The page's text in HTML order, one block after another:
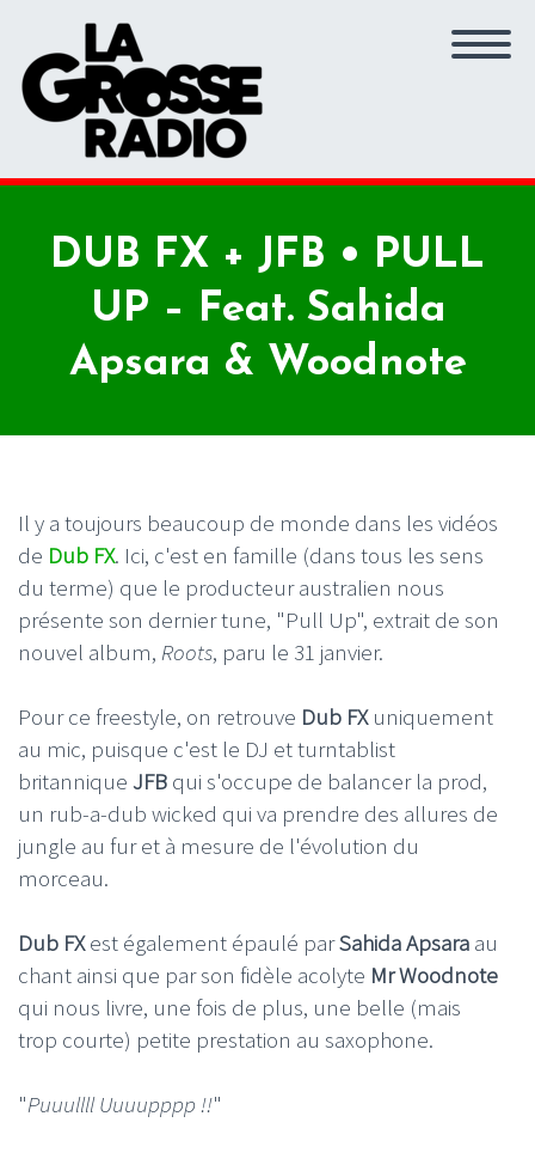
DUB FX + JFB • PULL
UP – Feat. Sahida
Apsara & Woodnote
Il y a toujours beaucoup de monde dans les vidéos
de Dub FX. Ici, c'est en famille (dans tous les sens
du terme) que le producteur australien nous
présente son dernier tune, "Pull Up", extrait de son
nouvel album, Roots, paru le 31 janvier.
Pour ce freestyle, on retrouve Dub FXuniquement
au mic, puisque c'est le DJ et turntablist
britannique JFB qui s'occupe de balancer la prod,
un rub-a-dub wicked qui va prendre des allures de
jungle au fur et à mesure de l'évolution du
morceau.
Dub FXest également épaulé parSahida Apsara au
chant ainsi que par son fidèle acolyte Mr Woodnote
qui nous livre, une fois de plus, une belle (mais
trop courte) petite prestation au saxophone.
"Puuullll Uuuupppp !!"